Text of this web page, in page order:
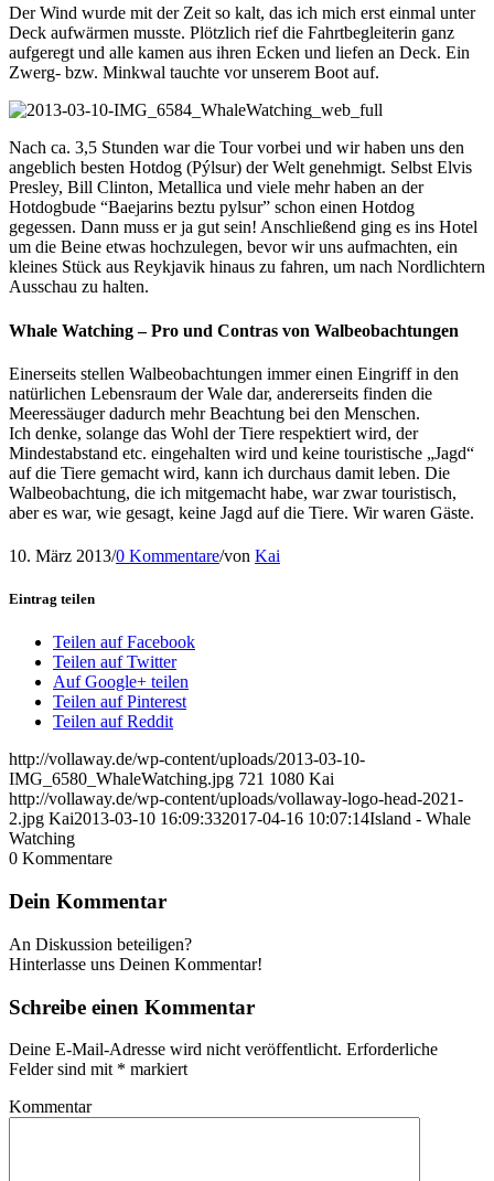
Der Wind wurde mit der Zeit so kalt, das ich mich erst einmal unter
Deck aufwärmen musste. Plötzlich rief die Fahrtbegleiterin ganz
aufgeregt und alle kamen aus ihren Ecken und liefen an Deck. Ein
Zwerg- bzw. Minkwal tauchte vor unserem Boot auf.
Nach ca. 3,5 Stunden war die Tour vorbei und wir haben uns den
angeblich besten Hotdog (Pýlsur) der Welt genehmigt. Selbst Elvis
Presley, Bill Clinton, Metallica und viele mehr haben an der
Hotdogbude “Baejarins beztu pylsur” schon einen Hotdog
gegessen. Dann muss er ja gut sein! Anschließend ging es ins Hotel
um die Beine etwas hochzulegen, bevor wir uns aufmachten, ein
kleines Stück aus Reykjavik hinaus zu fahren, um nach Nordlichtern
Ausschau zu halten.
Whale Watching – Pro und Contras von Walbeobachtungen
Einerseits stellen Walbeobachtungen immer einen Eingriff in den
natürlichen Lebensraum der Wale dar, andererseits finden die
Meeressäuger dadurch mehr Beachtung bei den Menschen.
Ich denke, solange das Wohl der Tiere respektiert wird, der
Mindestabstand etc. eingehalten wird und keine touristische „Jagd“
auf die Tiere gemacht wird, kann ich durchaus damit leben. Die
Walbeobachtung, die ich mitgemacht habe, war zwar touristisch,
aber es war, wie gesagt, keine Jagd auf die Tiere. Wir waren Gäste.
10. März 2013/0 Kommentare/von Kai
Eintrag teilen
Teilen auf Facebook
Teilen auf Twitter
Auf Google+ teilen
Teilen auf Pinterest
Teilen auf Reddit
http://vollaway.de/wp-content/uploads/2013-03-10-
IMG_6580_WhaleWatching.jpg 721 1080 Kai
http://vollaway.de/wp-content/uploads/vollaway-logo-head-2021-
2.jpg Kai2013-03-10 16:09:332017-04-16 10:07:14Island - Whale
Watching
0 Kommentare
Dein Kommentar
An Diskussion beteiligen?
Hinterlasse uns Deinen Kommentar!
Schreibe einen Kommentar
Deine E-Mail-Adresse wird nicht veröffentlicht. Erforderliche
Felder sind mit * markiert
Kommentar